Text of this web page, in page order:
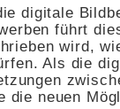
digitale
führt
wird,
Als die
die neuen